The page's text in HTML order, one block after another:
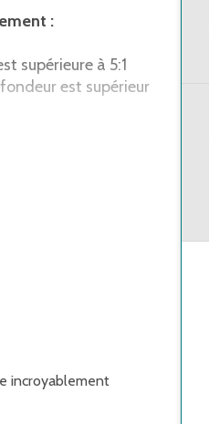
:
supérieure à 5:1
est supérieur
avec
incroyablement